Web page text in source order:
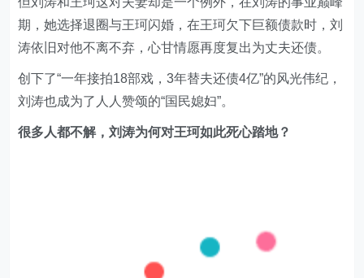
期，她选择退圈与王珂闪婚，在王珂欠下巨额债款时，刘
涛依旧对他不离不弃，心甘情愿再度复出为丈夫还债。
创下了“一年接拍18部戏，3年替夫还债4亿”的风光伟纪，
刘涛也成为了人人赞颂的“国民媳妇”。
很多人都不解，刘涛为何对王珂如此死心踏地？